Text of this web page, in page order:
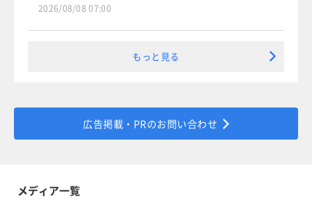
2026/08/08 07:00
もっと見る
広告掲載・PRのお問い合わせ
メディア一覧